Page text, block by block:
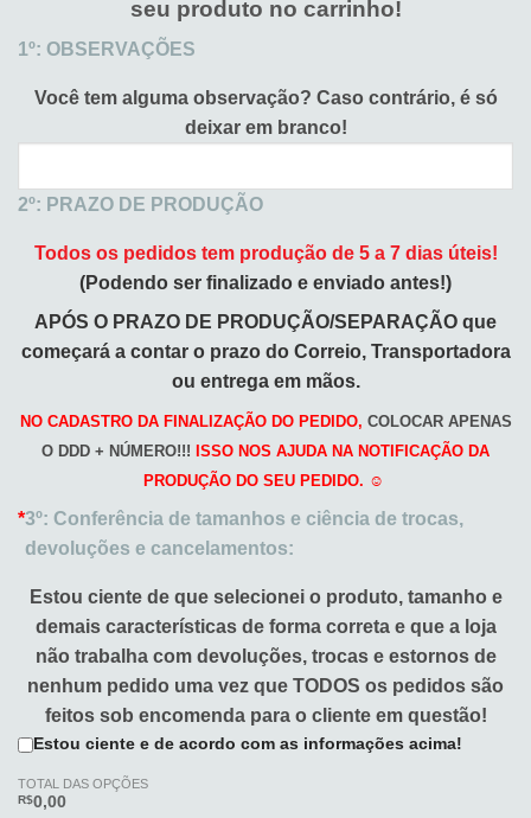
seu produto no carrinho!
1º: OBSERVAÇÕES
Você tem alguma observação? Caso contrário, é só
deixar em branco!
2º: PRAZO DE PRODUÇÃO
Todos os pedidos tem produção de 5 a 7 dias úteis!
(Podendo ser finalizado e enviado antes!)
APÓS O PRAZO DE PRODUÇÃO/SEPARAÇÃO que
começará a contar o prazo do Correio, Transportadora
ou entrega em mãos.
NO CADASTRO DA FINALIZAÇÃO DO PEDIDO, COLOCAR APENAS
O DDD + NÚMERO!!! ISSO NOS AJUDA NA NOTIFICAÇÃO DA
PRODUÇÃO DO SEU PEDIDO. ☺️
*3º: Conferência de tamanhos e ciência de trocas,
devoluções e cancelamentos:
Estou ciente de que selecionei o produto, tamanho e
demais características de forma correta e que a loja
não trabalha com devoluções, trocas e estornos de
nenhum pedido uma vez que TODOS os pedidos são
feitos sob encomenda para o cliente em questão!
Estou ciente e de acordo com as informações acima!
TOTAL DAS OPÇÕES
R$0,00